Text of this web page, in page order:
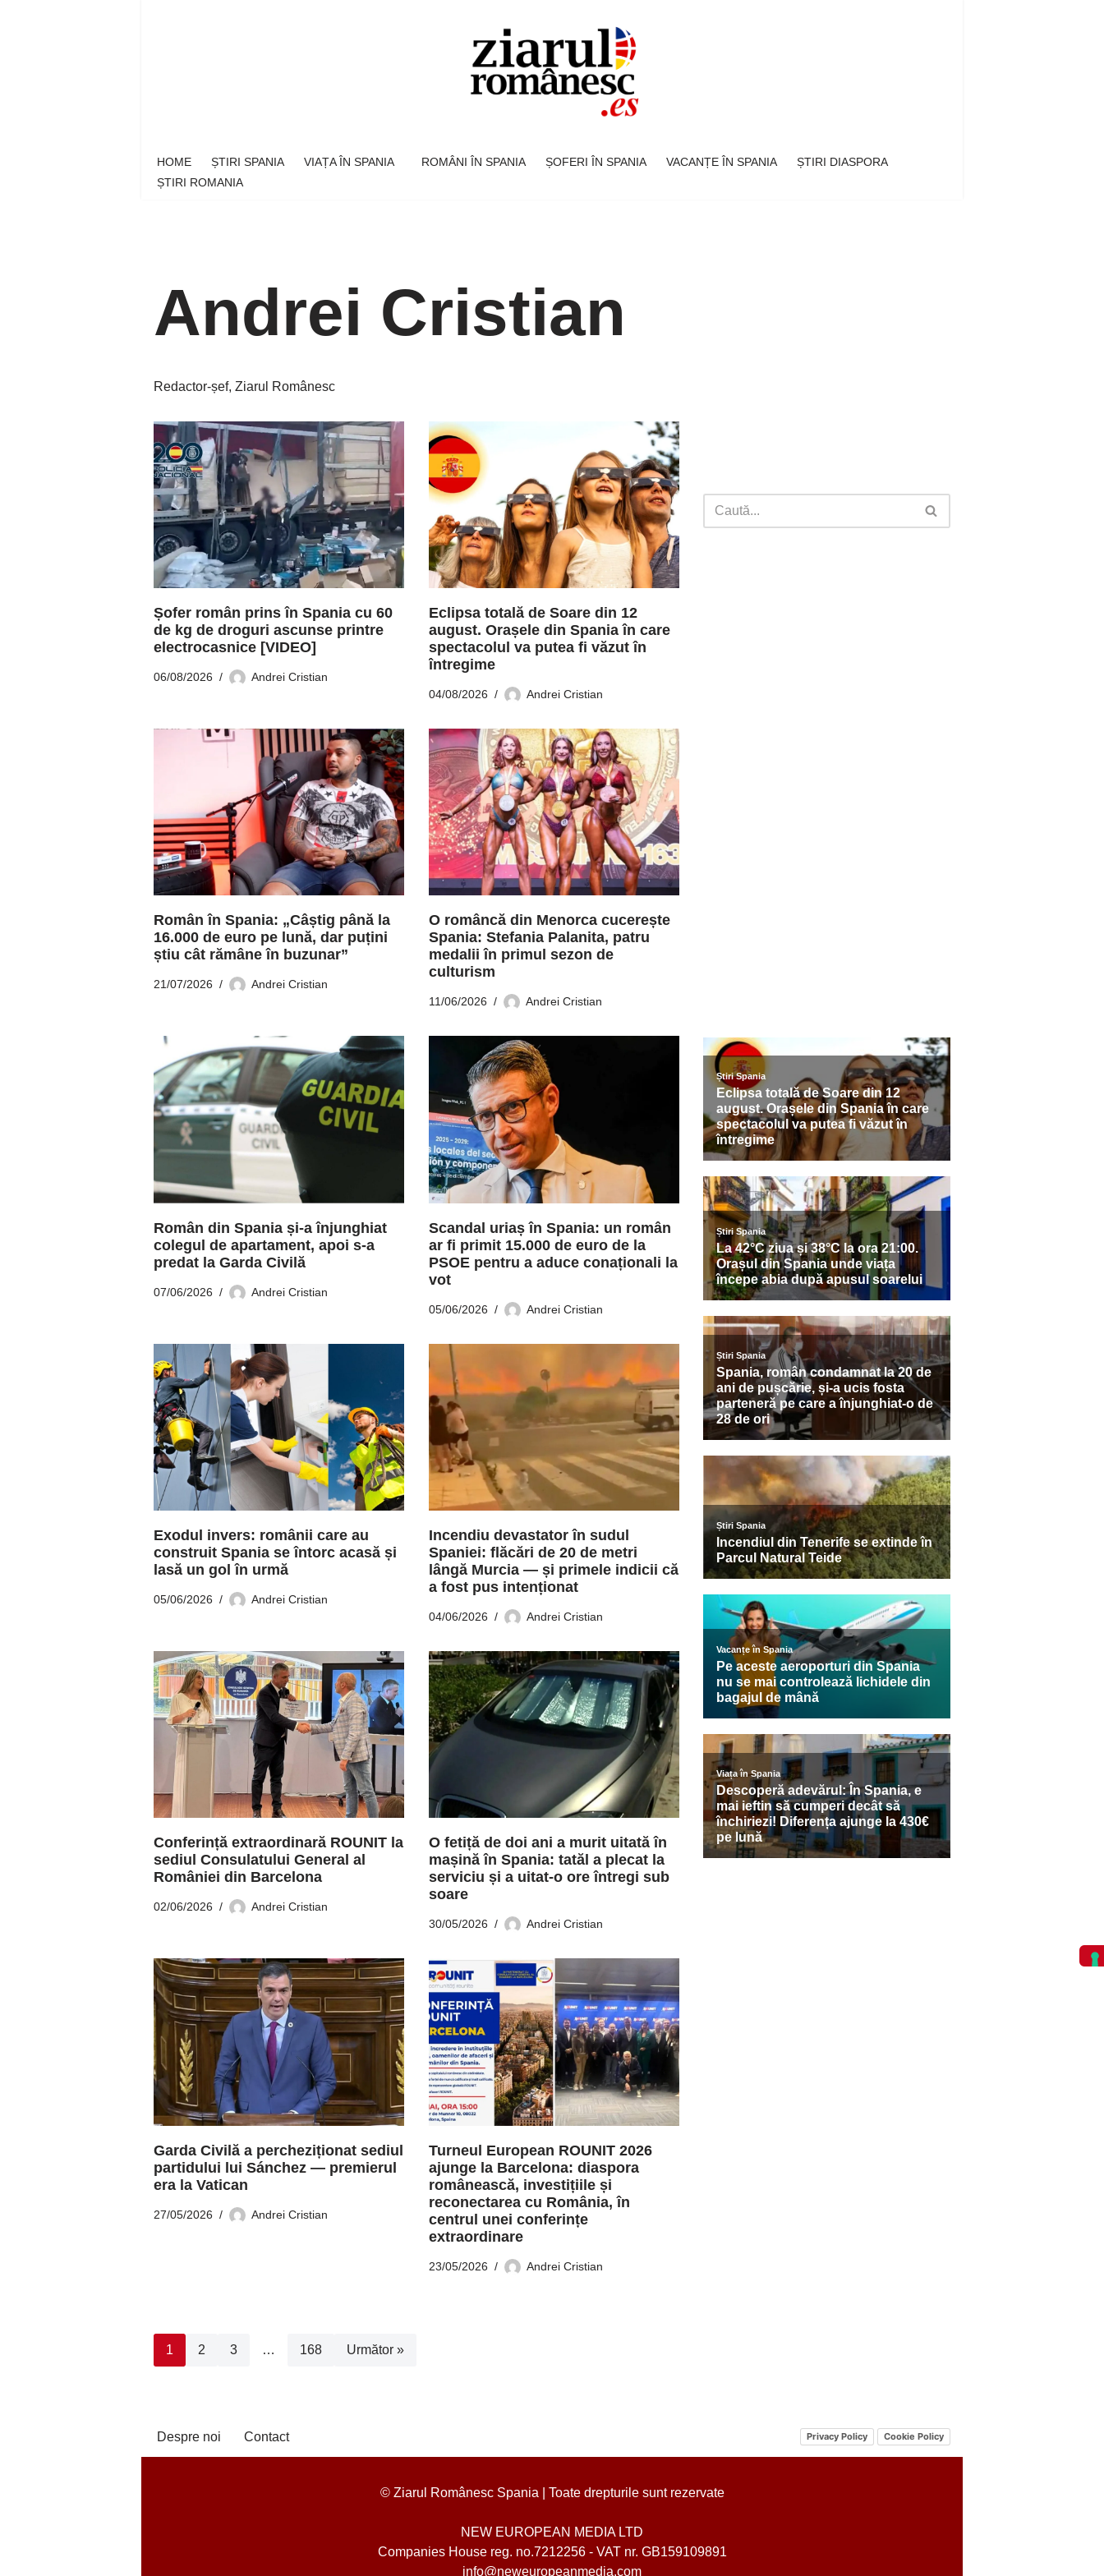
HOME ȘTIRI SPANIA VIAȚA ÎN SPANIA ROMÂNI ÎN SPANIA ȘOFERI ÎN SPANIA VACANȚE ÎN SPANIA
ȘTIRI DIASPORA
ȘTIRI ROMANIA
Andrei Cristian
Redactor-șef, Ziarul Românesc
Șofer român prins în Spania cu 60
de kg de droguri ascunse printre
electrocasnice [VIDEO]
06/08/2026 Andrei Cristian
Eclipsa totală de Soare din 12
august. Orașele din Spania în care
spectacolul va putea fi văzut în
întregime
04/08/2026 Andrei Cristian
Român în Spania: „Câștig până la
16.000 de euro pe lună, dar puțini
știu cât rămâne în buzunar”
21/07/2026 Andrei Cristian
O româncă din Menorca cucerește
Spania: Stefania Palanita, patru
medalii în primul sezon de
culturism
11/06/2026 Andrei Cristian
Român din Spania și-a înjunghiat
colegul de apartament, apoi s-a
predat la Garda Civilă
07/06/2026 Andrei Cristian
Scandal uriaș în Spania: un român
ar fi primit 15.000 de euro de la
PSOE pentru a aduce conaționali la
vot
05/06/2026 Andrei Cristian
Exodul invers: românii care au
construit Spania se întorc acasă și
lasă un gol în urmă
05/06/2026 Andrei Cristian
Incendiu devastator în sudul
Spaniei: flăcări de 20 de metri
lângă Murcia — și primele indicii că
a fost pus intenționat
04/06/2026 Andrei Cristian
Conferință extraordinară ROUNIT la
sediul Consulatului General al
României din Barcelona
02/06/2026 Andrei Cristian
O fetiță de doi ani a murit uitată în
mașină în Spania: tatăl a plecat la
serviciu și a uitat-o ore întregi sub
soare
30/05/2026 Andrei Cristian
Garda Civilă a percheziționat sediul
partidului lui Sánchez — premierul
era la Vatican
27/05/2026 Andrei Cristian
Turneul European ROUNIT 2026
ajunge la Barcelona: diaspora
românească, investițiile și
reconectarea cu România, în
centrul unei conferințe
extraordinare
23/05/2026 Andrei Cristian
1 2 3 … 168 Următor »
Despre noi Contact Privacy Policy Cookie Policy
© Ziarul Românesc Spania | Toate drepturile sunt rezervate
NEW EUROPEAN MEDIA LTD
Companies House reg. no.7212256 - VAT nr. GB159109891
info@neweuropeanmedia.com